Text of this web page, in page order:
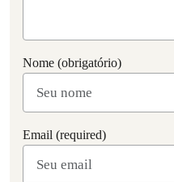
Nome (obrigatório)
Email (required)